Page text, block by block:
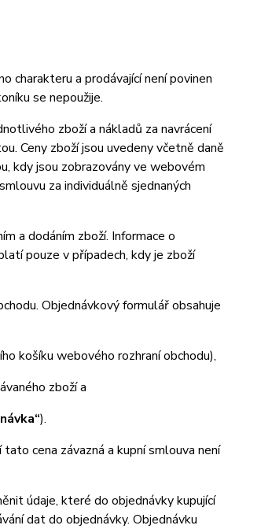
a prodávající není povinen
se nepoužije.
zboží a nákladů za navrácení
Ceny zboží jsou uvedeny včetně daně
kdy jsou zobrazovány ve webovém
za individuálně sjednaných
a dodáním zboží. Informace o
pouze v případech, kdy je zboží
Objednávkový formulář obsahuje
košíku webového rozhraní obchodu),
zboží a
).
cena závazná a kupní smlouva není
údaje, které do objednávky kupující
dat do objednávky. Objednávku